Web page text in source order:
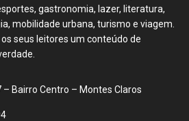
gastronomia, lazer, literatura,
mobilidade urbana, turismo e viagem.
seus leitores um conteúdo de
– Bairro Centro – Montes Claros